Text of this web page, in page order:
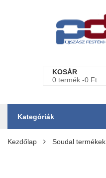
KOSÁR
0 termék -0 Ft
Kategóriák
Kezdőlap Soudal termékek